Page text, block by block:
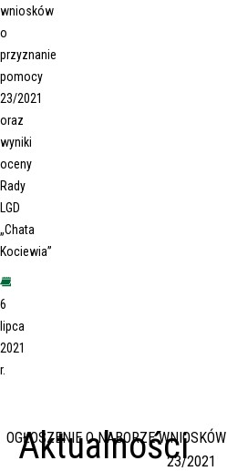
wniosków
o
przyznanie
pomocy
23/2021
oraz
wyniki
oceny
Rady
LGD
„Chata
Kociewia”
6
lipca
2021
r.
OGŁOSZENIE O NABORZE
23/2021
Aktualności